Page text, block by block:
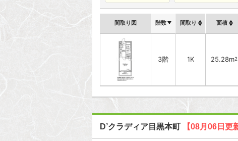
間取り図 階数 間取り 面積
3階 1K 25.28m2
D’クラディア目黒本町 【08月06日更